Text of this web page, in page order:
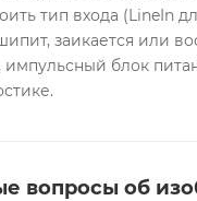
тип входа (LineIn
заикается или
блок
вопросы об